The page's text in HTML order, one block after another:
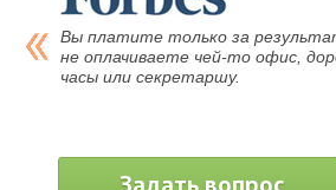
Вы платите только за
не оплачиваете чей-то офис,
часы или секретаршу.